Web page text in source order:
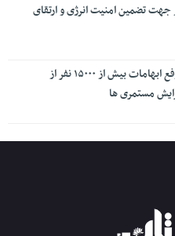
جهت تضمین امنیت انرژی و ارتقای
پاسخگوئی به سوالات و رفع ابهامات بیش از ۱۵۰۰۰ نفر از
مستمری ها